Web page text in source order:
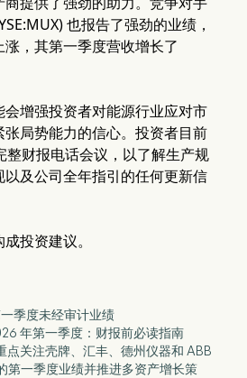
也报告了强劲的业绩，
，其第一季度营收增长了
增强投资者对能源行业应对市
局势能力的信心。投资者目前
整财报电话会议，以了解生产规
及公司全年指引的任何更新信
投资建议。
季度未经审计业绩
年第一季度：财报前必读指南
点关注壳牌、汇丰、德州仪器和 ABB
第一季度业绩并推进多资产增长策